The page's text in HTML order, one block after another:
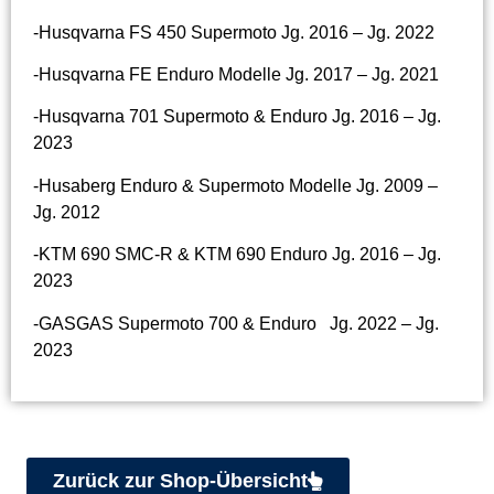
-Husqvarna FS 450 Supermoto Jg. 2016 – Jg. 2022
-Husqvarna FE Enduro Modelle Jg. 2017 – Jg. 2021
-Husqvarna 701 Supermoto & Enduro Jg. 2016 – Jg.
2023
-Husaberg Enduro & Supermoto Modelle Jg. 2009 –
Jg. 2012
-KTM 690 SMC-R & KTM 690 Enduro Jg. 2016 – Jg.
2023
-GASGAS Supermoto 700 & Enduro Jg. 2022 – Jg.
2023
Zurück zur Shop-Übersicht